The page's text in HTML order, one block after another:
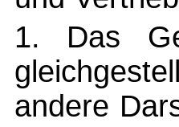
1. Das
andere